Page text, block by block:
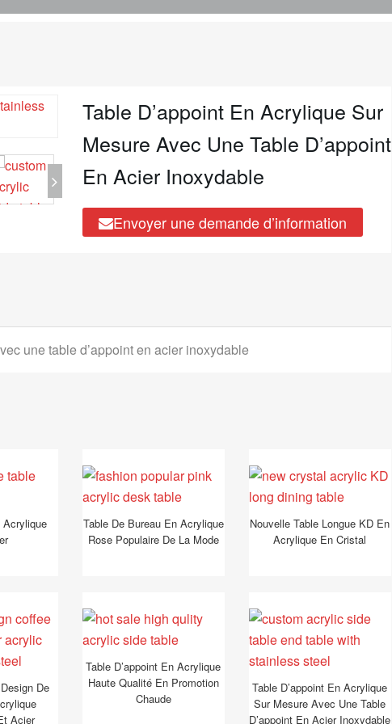
Table D’appoint En Acrylique Sur
Mesure Avec Une Table D’appoint
En Acier Inoxydable
Envoyer une demande d’information
une table d’appoint en acier inoxydable
Acrylique
Table De Bureau En Acrylique
Rose Populaire De La Mode
Nouvelle Table Longue KD En
Acrylique En Cristal
De
Acier
Table D’appoint En Acrylique
Haute Qualité En Promotion
Chaude
Table D’appoint En Acrylique
Sur Mesure Avec Une Table
D’appoint En Acier Inoxydable